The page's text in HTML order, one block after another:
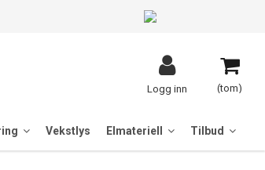
(tom)
Logg inn
Vekstlys Elmateriell Tilbud